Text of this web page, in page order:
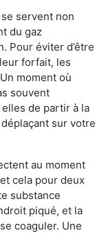
servent non
du gaz
Pour éviter d’être
forfait, les
moment où
souvent
de partir à la
sur votre
au moment
cela pour deux
substance
piqué, et la
coaguler. Une